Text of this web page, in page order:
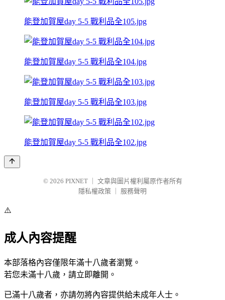
能登加賀屋day 5-5 戰利品全105.jpg
能登加賀屋day 5-5 戰利品全104.jpg
能登加賀屋day 5-5 戰利品全103.jpg
能登加賀屋day 5-5 戰利品全102.jpg
© 2026 PIXNET
文章與圖片權利屬原作者所有
隱私權政策
服務聲明
⚠️
成人內容提醒
本部落格內容僅限年滿十八歲者瀏覽。
若您未滿十八歲，請立即離開。
已滿十八歲者，亦請勿將內容提供給未成年人士。